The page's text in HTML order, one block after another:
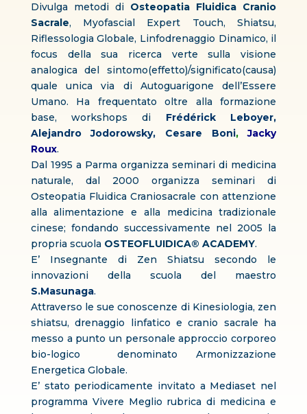
Divulga metodi di Osteopatia Fluidica Cranio
Sacrale, Myofascial Expert Touch, Shiatsu,
Riflessologia Globale, Linfodrenaggio Dinamico, il
focus della sua ricerca verte sulla visione
analogica del sintomo(effetto)/significato(causa)
quale unica via di Autoguarigone dell’Essere
Umano. Ha frequentato oltre alla formazione
base, workshops di
Frédérick Leboyer,
Alejandro Jodorowsky, Cesare Boni,
Jacky
Roux.
Dal 1995 a Parma organizza seminari di medicina
naturale, dal 2000 organizza seminari di
Osteopatia Fluidica Craniosacrale con attenzione
alla alimentazione e alla medicina tradizionale
cinese; fondando successivamente nel 2005 la
propria scuola OSTEOFLUIDICA® ACADEMY.
E’ Insegnante di Zen Shiatsu secondo le
innovazioni della scuola del maestro
S.Masunaga.
Attraverso le sue conoscenze di Kinesiologia, zen
shiatsu, drenaggio linfatico e cranio sacrale ha
messo a punto un personale approccio corporeo
bio-logico denominato Armonizzazione
Energetica Globale.
E’ stato periodicamente invitato a Mediaset nel
programma Vivere Meglio rubrica di medicina e